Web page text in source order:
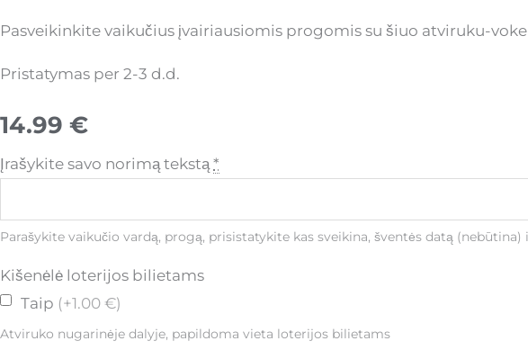
Pasveikinkite vaikučius įvairiausiomis progomis su šiuo atviruku-
Pristatymas per 2-3 d.d.
14.99 €
Įrašykite savo norimą tekstą *
Parašykite vaikučio vardą, progą, prisistatykite kas sveikina, šventės datą
Kišenėlė loterijos bilietams
Taip (+1.00 €)
Atviruko nugarinėje dalyje, papildoma vieta loterijos bilietams